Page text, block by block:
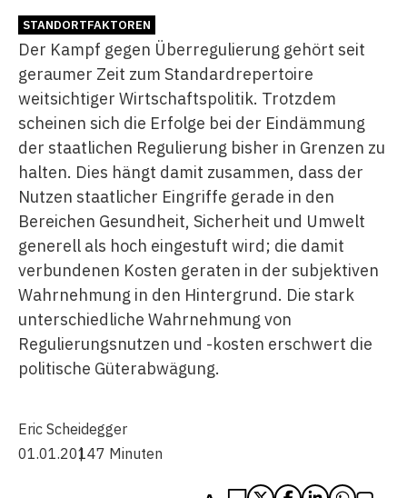
STANDORTFAKTOREN
Der Kampf gegen Überregulierung gehört seit
geraumer Zeit zum Standardrepertoire
weitsichtiger Wirtschaftspolitik. Trotzdem
scheinen sich die Erfolge bei der Eindämmung
der staatlichen Regulierung bisher in Grenzen zu
halten. Dies hängt damit zusammen, dass der
Nutzen staatlicher Eingriffe gerade in den
Bereichen Gesundheit, Sicherheit und Umwelt
generell als hoch eingestuft wird; die damit
verbundenen Kosten geraten in der subjektiven
Wahrnehmung in den Hintergrund. Die stark
unterschiedliche Wahrnehmung von
Regulierungsnutzen und -kosten erschwert die
politische Güterabwägung.
Eric Scheidegger
01.01.20147 Minuten